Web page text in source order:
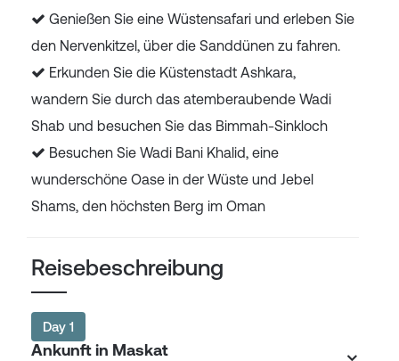
Genießen Sie eine Wüstensafari und erleben Sie
den Nervenkitzel, über die Sanddünen zu fahren.
Erkunden Sie die Küstenstadt Ashkara,
wandern Sie durch das atemberaubende Wadi
Shab und besuchen Sie das Bimmah-Sinkloch
Besuchen Sie Wadi Bani Khalid, eine
wunderschöne Oase in der Wüste und Jebel
Shams, den höchsten Berg im Oman
Reisebeschreibung
Day 1
Ankunft in Maskat